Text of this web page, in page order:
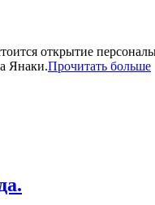
открытие
Янаки.Прочитать больше